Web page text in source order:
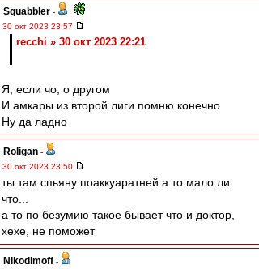
Squabbler -
30 окт 2023 23:57
recchi » 30 окт 2023 22:21
Я, если чо, о другом
И амкары из второй лиги помню конечно
Ну да ладно
Roligan -
30 окт 2023 23:50
ты там спьяну поаккуаратней а то мало ли
что...
а то по безумию такое бывает что и доктор,
хехе, не поможет
Nikodimoff -